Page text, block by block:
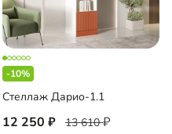
-10%
Стеллаж Дарио-1.1
12 250 13 610